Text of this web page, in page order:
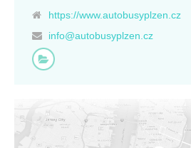
info@autobusyplzen.cz http://
https://www.autobusyplzen.cz
info@autobusyplzen.cz